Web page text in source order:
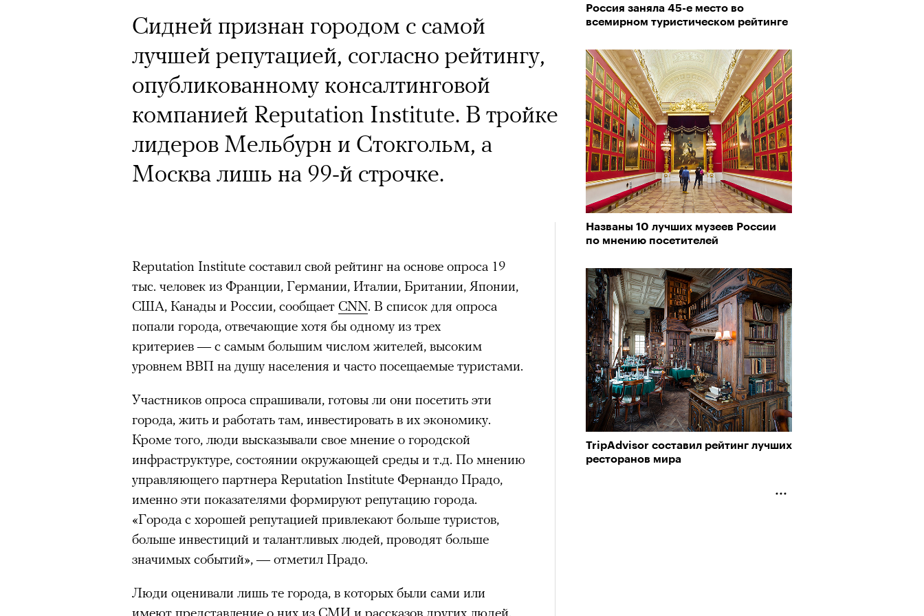
Россия заняла 45-е место во
всемирном туристическом рейтинге
Названы 10 лучших музеев России
по мнению посетителей
TripAdvisor составил рейтинг лучших
ресторанов мира
«РБК Визионеры» и masters:dom
провели первую резиденцию
Сидней признан городом с самой
лучшей репутацией, согласно рейтингу,
опубликованному консалтинговой
компанией Reputation Institute. В тройке
лидеров Мельбурн и Стокгольм, а
Москва лишь на 99-й строчке.
Reputation Institute составил свой рейтинг на основе опроса 19
тыс. человек из Франции, Германии, Италии, Британии, Японии,
США, Канады и России, сообщает CNN. В список для опроса
попали города, отвечающие хотя бы одному из трех
критериев—с самым большим числом жителей, высоким
уровнем ВВП на душу населения и часто посещаемые туристами.
Участников опроса спрашивали, готовы ли они посетить эти
города, жить и работать там, инвестировать в их экономику.
Кроме того, люди высказывали свое мнение о городской
инфраструктуре, состоянии окружающей среды и т.д. По мнению
управляющего партнера Reputation Institute Фернандо Прадо,
именно эти показателями формируют репутацию города.
«Города с хорошей репутацией привлекают больше туристов,
больше инвестиций и талантливых людей, проводят больше
значимых событий», — отметил Прадо.
Люди оценивали лишь те города, в которых были сами или
имеют представление о них из СМИ и рассказов других людей.
вперед
Театр «Озеро»: «Заниматься театром
сегодня — это уже визионерство»
Год назад трагически ушел из жизни
Юрий Бутусов, один из важнейших
режиссеров современности и настоящий
визионер. Театровед Кристина
Матвиенко рассказывает о его методе и
Подписывайтесь на телеграм-канал «РБК Стиль»
«Сатирикон» сыграли «Чайку» Юрия Бутусова. В спектакле,
вышедшем в 2011 году, участвует тот же актерский состав —
Агриппина Стеклова, Тимофей Трибунцев, Полина Райкина,
Денис Суханов, Марьяна Спивак, Антон Кузнецов; мизансцены
восстанавливали по точным рассказам артистов. Оригинальная
«Чайка» был снята с репертуара еще после отъезда режиссера из
России в 2022 году; ее возвращение после смерти Бутусова,
утонувшего в августе 2025 года в Болгарии, можно назвать данью
памяти. Необходимость в этом остро почувствовали в
Райкин и где до сих пор идет последний российский спектакль